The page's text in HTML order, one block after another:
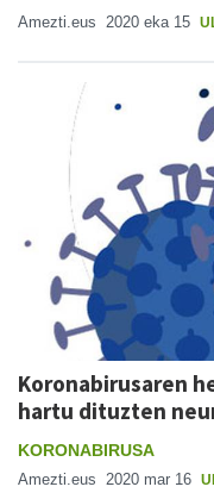
Amezti.eus 2020 eka 15
Koronabirusaren
hartu dituzten
KORONABIRUSA
Amezti.eus 2020 mar 16